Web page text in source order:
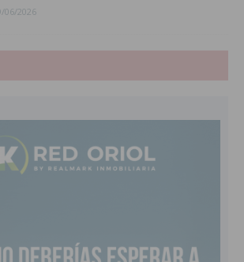
06/2026